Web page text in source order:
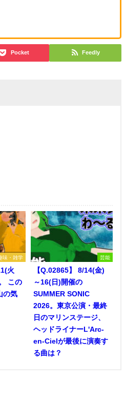
Pocket Feedly
味・雑学
火
この
の気
芸能
【Q.02865】 8/14(金)
～16(日)開催の
SUMMER SONIC
2026。東京公演・最終
日のマリンステージ、
ヘッドライナーL'Arc-
en-Cielが最後に演奏す
る曲は？